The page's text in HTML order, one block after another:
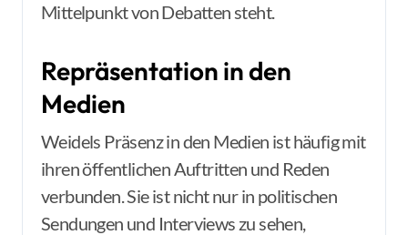
Mittelpunkt von Debatten steht.
Repräsentation in den
Medien
Weidels Präsenz in den Medien ist häufig mit
ihren öffentlichen Auftritten und Reden
verbunden. Sie ist nicht nur in politischen
Sendungen und Interviews zu sehen,